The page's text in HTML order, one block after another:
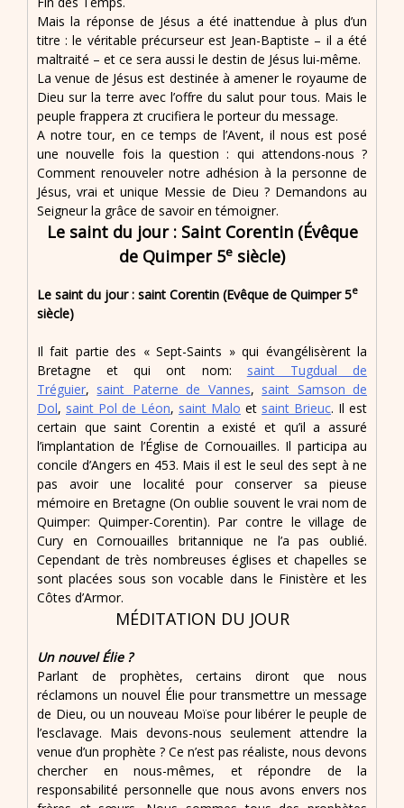
Mais la réponse de Jésus a été inattendue à plus d’un
titre : le véritable précurseur est Jean-Baptiste – il a été
maltraité – et ce sera aussi le destin de Jésus lui-même.
La venue de Jésus est destinée à amener le royaume de
Dieu sur la terre avec l’offre du salut pour tous. Mais le
peuple frappera zt crucifiera le porteur du message.
A notre tour, en ce temps de l’Avent, il nous est posé
une nouvelle fois la question : qui attendons-nous ?
Comment renouveler notre adhésion à la personne de
Jésus, vrai et unique Messie de Dieu ? Demandons au
Seigneur la grâce de savoir en témoigner.
Le saint du jour : Saint Corentin (Évêque
de Quimper 5e siècle)
Le saint du jour : saint Corentin (Evêque de Quimper 5e
siècle)
Il fait partie des « Sept-Saints » qui évangélisèrent la
Bretagne et qui ont nom: saint Tugdual de
Tréguier, saint Paterne de Vannes, saint Samson de
Dol, saint Pol de Léon, saint Malo et saint Brieuc. Il est
certain que saint Corentin a existé et qu’il a assuré
l’implantation de l’Église de Cornouailles. Il participa au
concile d’Angers en 453. Mais il est le seul des sept à ne
pas avoir une localité pour conserver sa pieuse
mémoire en Bretagne (On oublie souvent le vrai nom de
Quimper: Quimper-Corentin). Par contre le village de
Cury en Cornouailles britannique ne l’a pas oublié.
Cependant de très nombreuses églises et chapelles se
sont placées sous son vocable dans le Finistère et les
Côtes d’Armor.
MÉDITATION DU JOUR
Un nouvel Élie ?
Parlant de prophètes, certains diront que nous
réclamons un nouvel Élie pour transmettre un message
de Dieu, ou un nouveau Moïse pour libérer le peuple de
l’esclavage. Mais devons-nous seulement attendre la
venue d’un prophète ? Ce n’est pas réaliste, nous devons
chercher en nous-mêmes, et répondre de la
responsabilité personnelle que nous avons envers nos